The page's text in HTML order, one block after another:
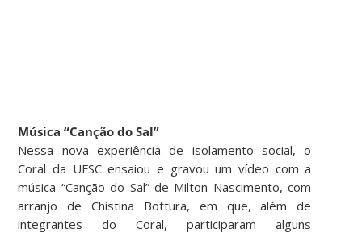
Música “Canção do Sal”
Nessa nova experiência de isolamento social, o
Coral da UFSC ensaiou e gravou um vídeo com a
música “Canção do Sal” de Milton Nascimento, com
arranjo de Chistina Bottura, em que, além de
integrantes do Coral, participaram alguns